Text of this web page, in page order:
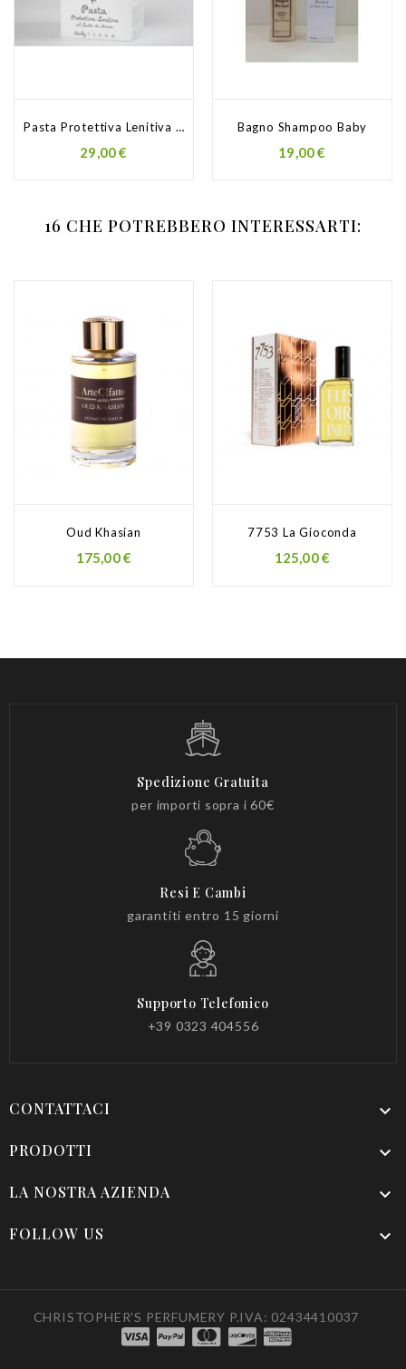
Pasta Protettiva Lenitiva Baby
Prezzo
29,00 €
Bagno Shampoo Baby
Prezzo
19,00 €
16 CHE POTREBBERO INTERESSARTI:
Oud Khasian
Prezzo
175,00 €
7753 La Gioconda
Prezzo
125,00 €
Spedizione Gratuita
per importi sopra i 60€
Resi E Cambi
garantiti entro 15 giorni
Supporto Telefonico
+39 0323 404556
CONTATTACI 
PRODOTTI 
LA NOSTRA AZIENDA 
FOLLOW US 
CHRISTOPHER'S PERFUMERY P.IVA: 02434410037